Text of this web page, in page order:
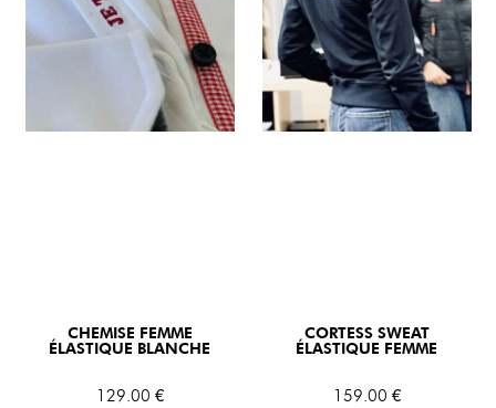
CHEMISE FEMME
ÉLASTIQUE BLANCHE
129 .00 €
CORTESS SWEAT
ÉLASTIQUE FEMME
159 .00 €